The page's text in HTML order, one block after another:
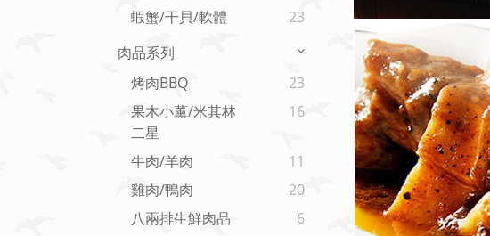
蝦蟹/干貝/軟體
23
肉品系列
烤肉BBQ
23
果木小薰/米其林
二星
16
牛肉/羊肉
11
雞肉/鴨肉
20
八兩排生鮮肉品
6